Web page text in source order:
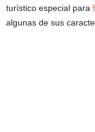
turístico especial para
algunas de sus